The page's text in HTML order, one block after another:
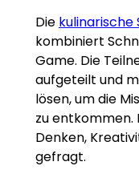
Die kulinarische
kombiniert
Game. Die
aufgeteilt und
lösen, um die
zu entkommen.
Denken,
gefragt.